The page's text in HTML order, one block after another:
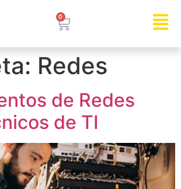
0
Redes
de Redes
de TI